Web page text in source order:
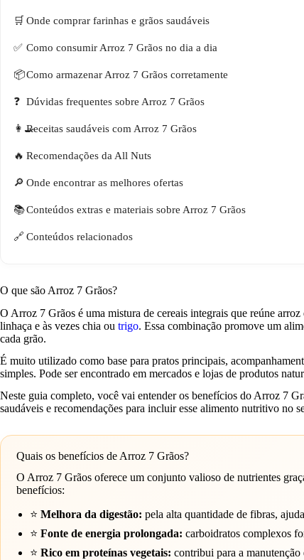
Onde comprar farinhas e grãos saudáveis
Como consumir Arroz 7 Grãos no dia a dia
Como armazenar Arroz 7 Grãos corretamente
Dúvidas frequentes sobre Arroz 7 Grãos
Receitas saudáveis com Arroz 7 Grãos
Recomendações da All Nuts
Onde encontrar as melhores ofertas
Conteúdos extras e materiais sobre Arroz 7 Grãos
Conteúdos relacionados
O que são Arroz 7 Grãos?
O Arroz 7 Grãos é uma mistura de cereais integrais que reúne
linhaça e às vezes chia ou trigo. Essa combinação promove um
cada grão.
É muito utilizado como base para pratos principais,
simples. Pode ser encontrado em mercados e lojas de produtos
Neste guia completo, você vai entender os benefícios do Arroz 7
saudáveis e recomendações para incluir esse alimento nutritivo no
Quais os benefícios de Arroz 7 Grãos?
O Arroz 7 Grãos oferece um conjunto valioso de nutrientes
benefícios:
⭐Melhora da digestão: pela alta quantidade de fibras,
⭐Fonte de energia prolongada: carboidratos complexos
⭐Rico em proteínas vegetais: contribui para a